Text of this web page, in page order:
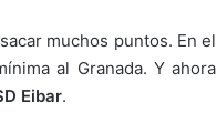
muchos puntos. En el
al Granada. Y ahora
Eibar.